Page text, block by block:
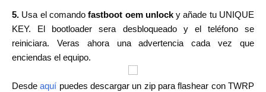
5. Usa el comandofastboot oem unlocky añade tu UNIQUE
KEY. El bootloader sera desbloqueado y el teléfono se
reiniciara. Veras ahora una advertencia cada vez que
enciendas el equipo.
Desdeaquí puedes descargar un zip para flashear con TWRP